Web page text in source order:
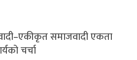
समाजवादी एकता
चर्चा